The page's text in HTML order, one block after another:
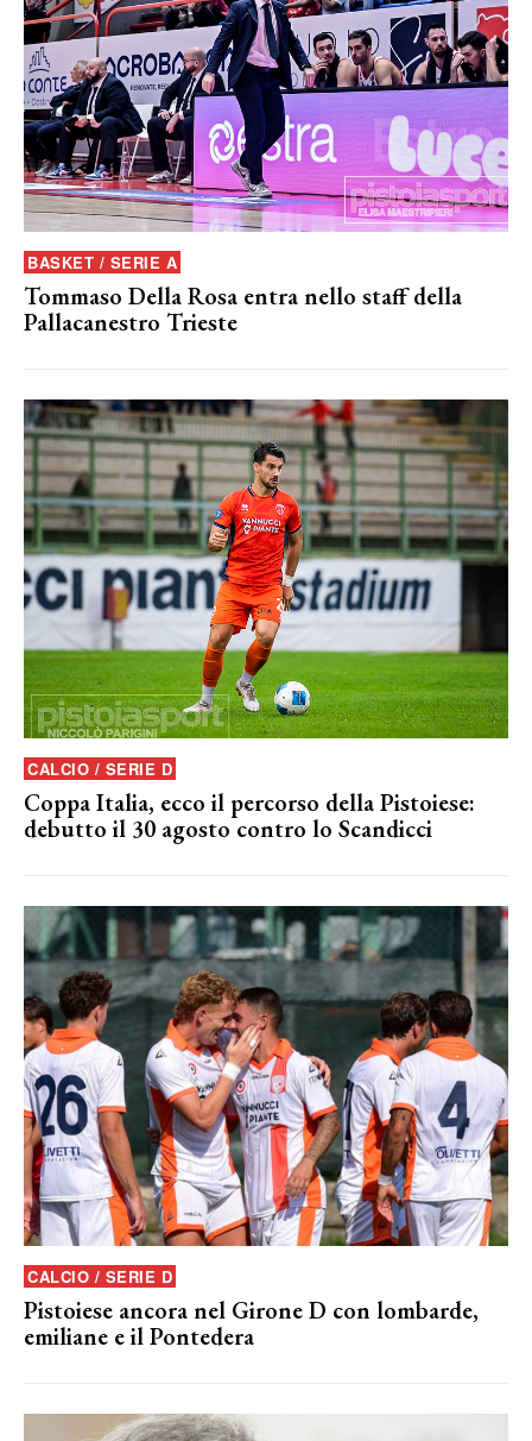
BASKET / SERIE A
Tommaso Della Rosa entra nello staff della
Pallacanestro Trieste
CALCIO / SERIE D
Coppa Italia, ecco il percorso della Pistoiese:
debutto il 30 agosto contro lo Scandicci
CALCIO / SERIE D
Pistoiese ancora nel Girone D con lombarde,
emiliane e il Pontedera